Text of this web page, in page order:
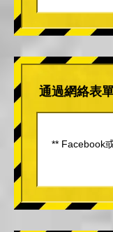
通過網絡表
** Facebook